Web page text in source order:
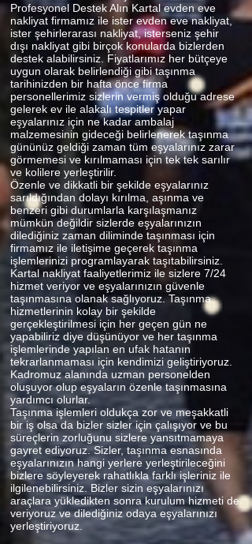
Profesyonel Destek Alın Kartal evden eve
nakliyat firmamız ile ister evden eve nakliyat,
ister şehirlerarası nakliyat, isterseniz şehir
dışı nakliyat gibi birçok konularda bizlerden
destek alabilirsiniz. Fiyatlarımız her bütçeye
uygun olarak belirlendiği gibi taşınma
tarihinizden bir hafta önce firma
personellerimiz sizlerin vermiş olduğu adrese
gelerek ev ile alakalı tespitler yapar
eşyalarınız için ne kadar ambalaj
malzemesinin gideceği belirlenerek taşınma
gününüz geldiği zaman tüm eşyalarınız zarar
görmemesi ve kırılmaması için tek tek sarılır
ve kolilere yerleştirilir.
Özenle ve dikkatli bir şekilde eşyalarınız
sarıldığından dolayı kırılma, aşınma ve
benzeri gibi durumlarla karşılaşmanız
mümkün değildir sizlerde eşyalarınızın
dilediğiniz zaman diliminde taşınması için
firmamız ile iletişime geçerek taşınma
işlemlerinizi programlayarak taşıtabilirsiniz.
Kartal nakliyat faaliyetlerimiz ile sizlere 7/24
hizmet veriyor ve eşyalarınızın güvenle
taşınmasına olanak sağlıyoruz. Taşınma
hizmetlerinin kolay bir şekilde
gerçekleştirilmesi için her geçen gün ne
yapabiliriz diye düşünüyor ve her taşınma
işlemlerinde yapılan en ufak hatanın
tekrarlanmaması için kendimizi geliştiriyoruz.
Kadromuz alanında uzman personelden
oluşuyor olup eşyaların özenle taşınmasına
yardımcı olurlar.
Taşınma işlemleri oldukça zor ve meşakkatli
bir iş olsa da bizler sizler için çalışıyor ve bu
süreçlerin zorluğunu sizlere yansıtmamaya
gayret ediyoruz. Sizler, taşınma esnasında
eşyalarınızın hangi yerlere yerleştirileceğini
bizlere söyleyerek rahatlıkla farklı işleriniz ile
ilgilenebilirsiniz. Bizler sizin eşyalarınızı
araçlara yükledikten sonra kurulum hizmeti de
veriyoruz ve dilediğiniz odaya eşyalarınızı
yerleştiriyoruz.